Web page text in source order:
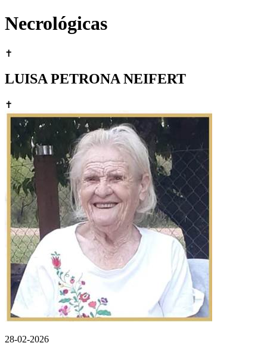
Necrológicas
✝
LUISA PETRONA NEIFERT
✝
28-02-2026